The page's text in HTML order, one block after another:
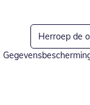
Herroep de